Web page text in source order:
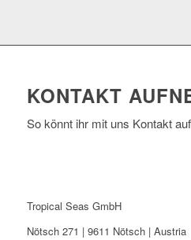
KONTAKT
So könnt ihr mit uns Kontakt
Tropical Seas GmbH
Nötsch 271 | 9611 Nötsch | Austria